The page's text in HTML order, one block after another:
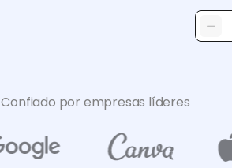
Confiado por empresas líderes